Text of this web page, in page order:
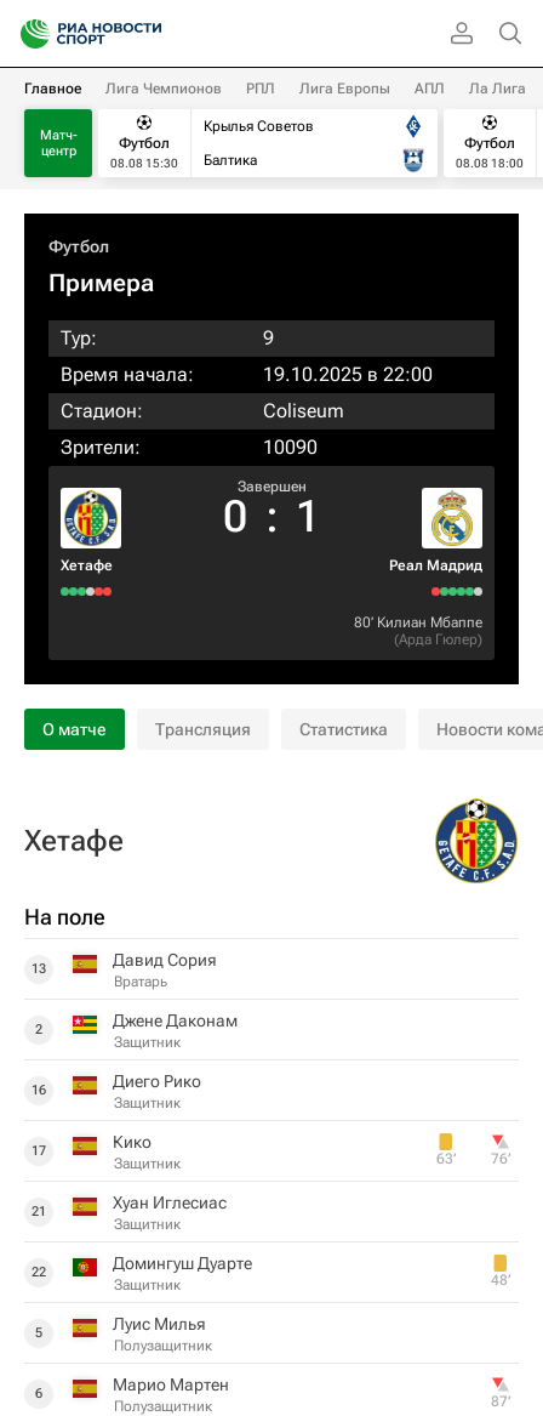
Главное Лига Чемпионов РПЛ Лига Европы АПЛ Ла Лига
Матч-
центр
Футбол
08.08 15:30
Крылья Советов
Балтика
Футбол
08.08 18:00
Футбол
Примера
Тур:
9
Время начала:
19.10.2025 в 22:00
Стадион:
Coliseum
Зрители:
10090
Хетафе
Завершен
0 : 1
Реал Мадрид
80‎’‎ Килиан Мбаппе
(Арда Гюлер)
О матче Трансляция Статистика Новости
Хетафе
На поле
13 Давид Сория
Вратарь
2 Джене Даконам
Защитник
16 Диего Рико
Защитник
17 Кико
Защитник 63‎’‎ 76‎’‎
21 Хуан Иглесиас
Защитник
22 Домингуш Дуарте
Защитник 48‎’‎
5 Луис Милья
Полузащитник
6 Марио Мартен
Полузащитник 87‎’‎